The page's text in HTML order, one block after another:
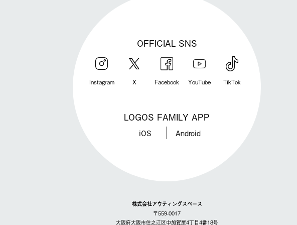
OFFICIAL SNS
Instagram X Facebook YouTube TikTok
LOGOS FAMILY APP
iOS Android
株式会社アウティングスペース
〒559-0017
大阪府大阪市住之江区中加賀屋4丁目4番18号